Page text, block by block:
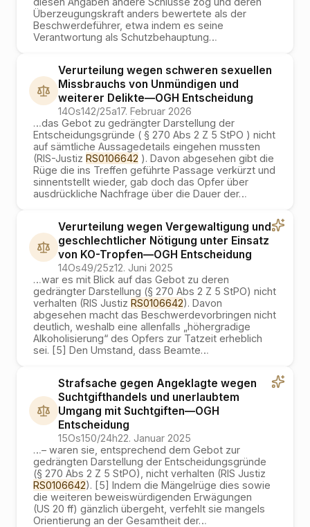
Überzeugungskraft anders bewertete als der
Beschwerdeführer, etwa indem es seine
Verantwortung als Schutzbehauptung…
Verurteilung wegen schweren sexuellen
Missbrauchs von Unmündigen und
weiterer Delikte—OGH Entscheidung
14Os142/25a17. Februar 2026
…das Gebot zu gedrängter Darstellung der
Entscheidungsgründe ( § 270 Abs 2 Z 5 StPO ) nicht
auf sämtliche Aussagedetails eingehen mussten
(RIS-Justiz RS0106642 ). Davon abgesehen gibt die
Rüge die ins Treffen geführte Passage verkürzt und
sinnentstellt wieder, gab doch das Opfer über
ausdrückliche Nachfrage über die Dauer der…
Verurteilung wegen Vergewaltigung und
geschlechtlicher Nötigung unter Einsatz
von KO-Tropfen—OGH Entscheidung
14Os49/25z12. Juni 2025
…war es mit Blick auf das Gebot zu deren
gedrängter Darstellung (§ 270 Abs 2 Z 5 StPO) nicht
verhalten (RIS Justiz RS0106642). Davon
abgesehen macht das Beschwerdevorbringen nicht
deutlich, weshalb eine allenfalls „höhergradige
Alkoholisierung“ des Opfers zur Tatzeit erheblich
sei. [5] Den Umstand, dass Beamte…
Strafsache gegen Angeklagte wegen
Suchtgifthandels und unerlaubtem
Umgang mit Suchtgiften—OGH
Entscheidung
15Os150/24h22. Januar 2025
…– waren sie, entsprechend dem Gebot zur
gedrängten Darstellung der Entscheidungsgründe
(§ 270 Abs 2 Z 5 StPO), nicht verhalten (RIS Justiz
RS0106642). [5] Indem die Mängelrüge dies sowie
die weiteren beweiswürdigenden Erwägungen
(US 20 ff) gänzlich übergeht, verfehlt sie mangels
Orientierung an der Gesamtheit der…